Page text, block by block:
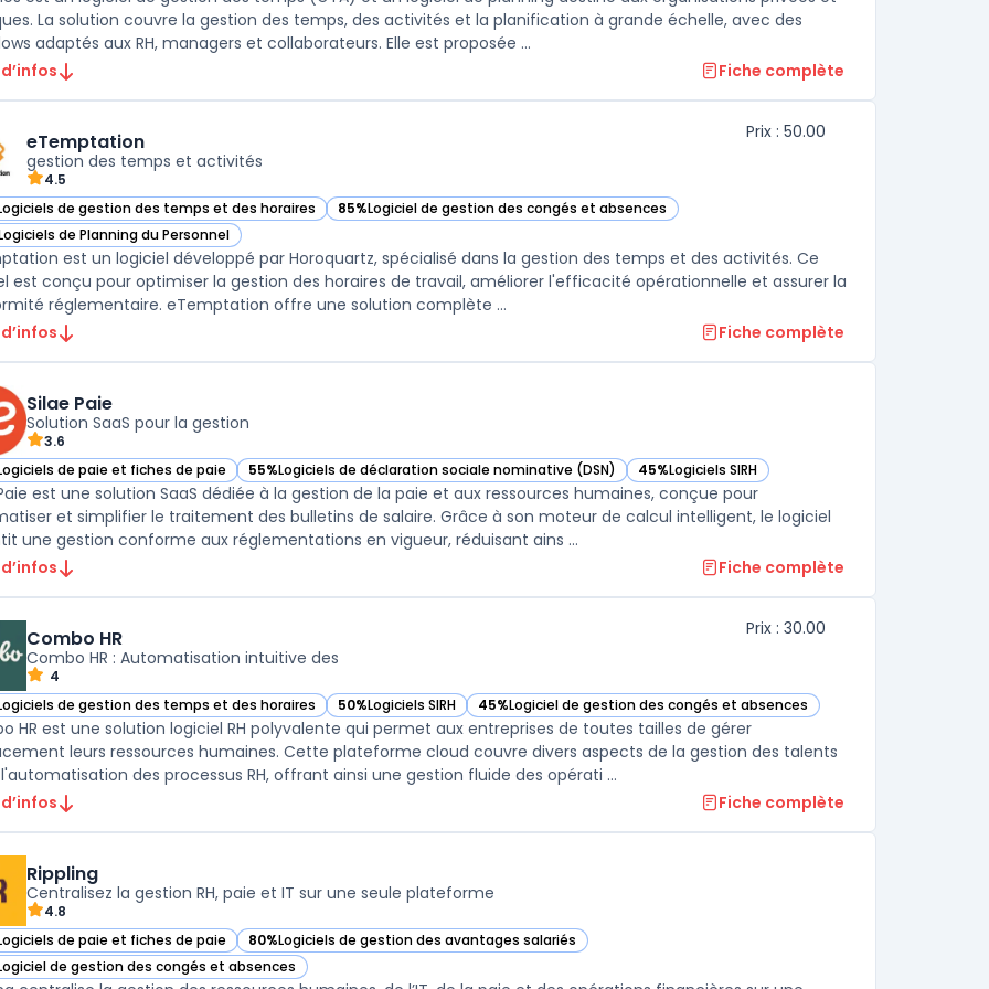
La solution couvre la gestion des temps, des activités et la planification à grande échelle, avec des
workflows adaptés aux RH, managers et collaborateurs. Elle est proposée ...
Fiche complète
eTemptation
gestion des temps et activités
4.5
Prix : 50.00
de gestion des temps et des horaires
eTemptation dans cette catégorie 85%Logiciel de gestion des congés et absences
— voir eTemptation dans cette catégorie
de Planning du Personnel
eTemptation dans cette catégorie
est un logiciel développé par Horoquartz, spécialisé dans la gestion des temps et des activités. Ce
est conçu pour optimiser la gestion des horaires de travail, améliorer l'efficacité opérationnelle et assurer la
conformité réglementaire. eTemptation offre une solution complète ...
Fiche complète
Silae Paie
Solution SaaS pour la gestion
3.6
de paie et fiches de paie
Silae Paie dans cette catégorie 55%Logiciels de déclaration sociale nominative (DSN)
— voir Silae Paie dans cette catégorie 45%Logiciels SIRH
— voir Silae Paie dans cette catégorie
est une solution SaaS dédiée à la gestion de la paie et aux ressources humaines, conçue pour
et simplifier le traitement des bulletins de salaire. Grâce à son moteur de calcul intelligent, le logiciel
une gestion conforme aux réglementations en vigueur, réduisant ains ...
Fiche complète
Combo HR
Combo HR : Automatisation intuitive des
4
Prix : 30.00
de gestion des temps et des horaires
Combo HR dans cette catégorie 50%Logiciels SIRH
— voir Combo HR dans cette catégorie
45%Logiciel de gestion des congés et absences
— voir Combo HR dans cette catégorie
HR est une solution logiciel RH polyvalente qui permet aux entreprises de toutes tailles de gérer
leurs ressources humaines. Cette plateforme cloud couvre divers aspects de la gestion des talents
des processus RH, offrant ainsi une gestion fluide des opérati ...
Fiche complète
Rippling
Centralisez la gestion RH, paie et IT sur une seule plateforme
4.8
de paie et fiches de paie
Rippling dans cette catégorie 80%Logiciels de gestion des avantages salariés
— voir Rippling dans cette catégorie
de gestion des congés et absences
Rippling dans cette catégorie